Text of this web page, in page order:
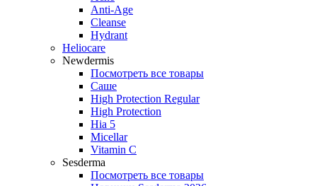
Anti‑Age
Cleanse
Hydrant
Heliocare
Newdermis
Посмотреть все товары
Саше
High Protection Regular
High Protection
Hia 5
Micellar
Vitamin C
Sesderma
Посмотреть все товары